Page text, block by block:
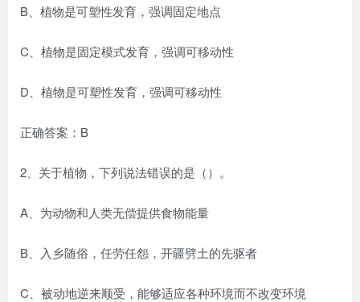
B、植物是可塑性发育，强调固定地点
C、植物是固定模式发育，强调可移动性
D、植物是可塑性发育，强调可移动性
正确答案：B
2、关于植物，下列说法错误的是（）。
A、为动物和人类无偿提供食物能量
B、入乡随俗，任劳任怨，开疆劈土的先驱者
C、被动地逆来顺受，能够适应各种环境而不改变环境